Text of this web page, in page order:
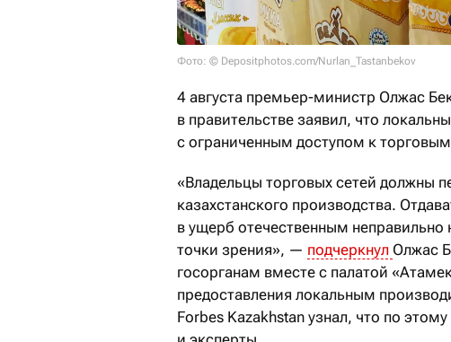
Фото: © Depositphotos.com/Nurlan_Tastanbekov
4 августа премьер-министр Олжас
в правительстве заявил, что
с ограниченным доступом к
«Владельцы торговых сетей должны
казахстанского производства.
в ущерб отечественным
точки зрения», — подчеркнул Олжас
госорганам вместе с палатой
предоставления локальным
Forbes Kazakhstan узнал, что по